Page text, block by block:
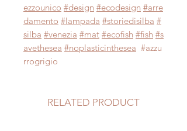
ezzounico #design #ecodesign #arre
damento #lampada #storiedisilba #
silba #venezia #mat #ecofish #fish #s
avethesea #noplasticinthesea #azzu
rrogrigio
RELATED PRODUCT